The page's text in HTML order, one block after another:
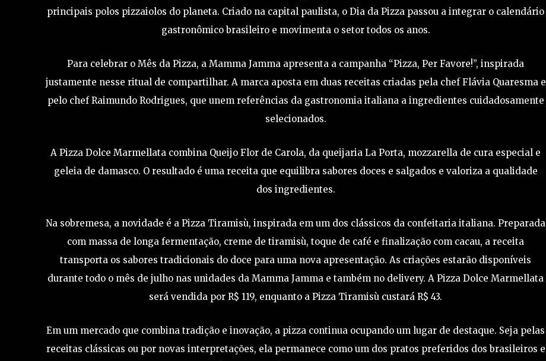
principais polos pizzaiolos do planeta. Criado na capital paulista, o Dia da Pizza passou a integrar o calendário
gastronômico brasileiro e movimenta o setor todos os anos.
Para celebrar o Mês da Pizza, a Mamma Jamma apresenta a campanha “Pizza, Per Favore!”, inspirada
justamente nesse ritual de compartilhar. A marca aposta em duas receitas criadas pela chef Flávia Quaresma e
pelo chef Raimundo Rodrigues, que unem referências da gastronomia italiana a ingredientes cuidadosamente
selecionados.
A Pizza Dolce Marmellata combina Queijo Flor de Carola, da queijaria La Porta, mozzarella de cura especial e
geleia de damasco. O resultado é uma receita que equilibra sabores doces e salgados e valoriza a qualidade
dos ingredientes.
Na sobremesa, a novidade é a Pizza Tiramisù, inspirada em um dos clássicos da confeitaria italiana. Preparada
com massa de longa fermentação, creme de tiramisù, toque de café e finalização com cacau, a receita
transporta os sabores tradicionais do doce para uma nova apresentação. As criações estarão disponíveis
durante todo o mês de julho nas unidades da Mamma Jamma e também no delivery. A Pizza Dolce Marmellata
será vendida por R$ 119, enquanto a Pizza Tiramisù custará R$ 43.
Em um mercado que combina tradição e inovação, a pizza continua ocupando um lugar de destaque. Seja pelas
receitas clássicas ou por novas interpretações, ela permanece como um dos pratos preferidos dos brasileiros e